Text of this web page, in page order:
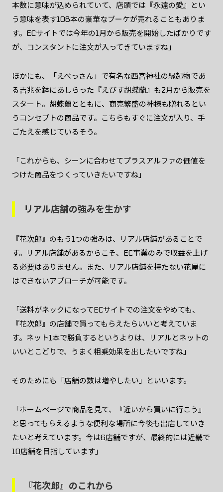
本数に意味が込められていて、店頭では『永遠の愛』とい
う意味を表す108本の豪華なブーケが売れることもありま
す。ECサイトでは今年の1月から販売を開始したばかりです
が、コンスタントに注文が入ってきていますね」
ほかにも、「えべっさん」で有名な西宮神社の縁起物であ
る吉兆を鉢にあしらった『えびす胡蝶蘭』も2月から販売を
スタート。胡蝶蘭とともに、商売繁盛の神様も贈れるとい
うコンセプトの商品です。こちらもすぐに注文が入り、手
ごたえを感じているそう。
「これからも、シーンに合わせてプラスアルファの価値を
つけた商品をつくっていきたいですね」
リアル店舗の強みを生かす
『花次郎』のもう1つの強みは、リアル店舗があることで
す。リアル店舗があるからこそ、EC事業のみで収益を上げ
る必要はありません。また、リアル店舗を持たない花屋に
はできないアプローチが可能です。
「送料がネックになってECサイトでの注文をやめても、
『花次郎』の店舗で買ってもらえたらいいと考えていま
す。ネット1本で勝負するというよりは、リアルとネットの
いいとこどりで、うまく相乗効果を出したいですね」
そのためにも「店舗の数は増やしたい」といいます。
「ホームページで商品を見て、『近いから買いに行こう』
と思ってもらえるような便利な場所に今後も出店していき
たいと考えています。今は6店舗ですが、最終的には近畿で
10店舗を目指しています」
『花次郎』のこれから